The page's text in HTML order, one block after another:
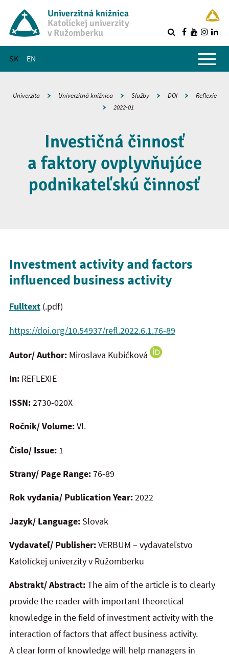
Univerzitná knižnica
Katolíckej univerzity
v Ružomberku
SK EN
Hlavné menu
Univerzita Univerzitná knižnica Služby DOI
Reflexie
2022-01
Investičná činnosť
a faktory ovplyvňujúce
podnikateľskú činnosť
Investment activity and factors
influenced business activity
Fulltext (.pdf)
https://doi.org/10.54937/refl.2022.6.1.76-89
Autor/ Author: Miroslava Kubičková
In: REFLEXIE
ISSN:2730-020X
Ročník/ Volume:VI.
Číslo/ Issue: 1
Strany/ Page Range:76-89
Rok vydania/ Publication Year:2022
Jazyk/ Language: Slovak
Vydavateľ/ Publisher:VERBUM – vydavateľstvo
Katolíckej univerzity v Ružomberku
Abstrakt/ Abstract:The aim of the article is to clearly
provide the reader with important theoretical
knowledge in the field of investment activity with the
interaction of factors that affect business activity.
A clear form of knowledge will help managers in